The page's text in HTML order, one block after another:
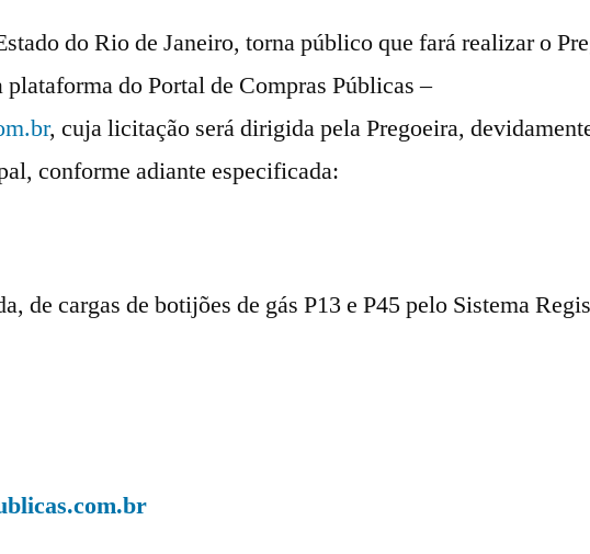
do Rio de Janeiro, torna público que fará realizar o
do Portal de Compras Públicas –
, cuja licitação será dirigida pela Pregoeira,
conforme adiante especificada:
de cargas de botijões de gás P13 e P45 pelo Sistema